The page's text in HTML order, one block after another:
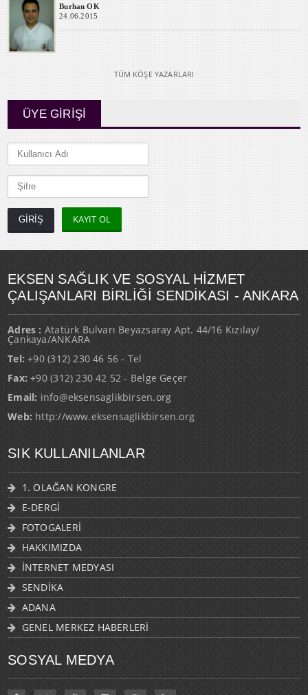
Burhan OK
24.06.2015
TÜM KÖŞE YAZARLARI
ÜYE GİRİŞİ
KAYIT OL
EKSEN SAĞLIK VE SOSYAL HİZMET
ÇALIŞANLARI BİRLİĞİ SENDİKASI - ANKARA
Adres : Atatürk Bulvarı Beyazsaray Apt. 44/16 Kızılay/
Çankaya/ANKARA
Tel: +90 (312) 230 46 56 - Tel
Fax: +90 (312) 230 42 52 - Belge Geçer
Email: info@eksensaglikbirsen.org
Web: http://www.eksensaglikbirsen.org
SIK KULLANILANLAR
1. OLAĞAN KONGRE
E-DERGİ
FOTOGALERİ
HAKKIMIZDA
İNTERNET MEDYASI
SENDİKA
ADANA
GENEL MERKEZ HABERLERİ
SOSYAL MEDYA